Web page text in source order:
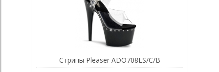
Стрипы Pleaser ADO708LS/C/B